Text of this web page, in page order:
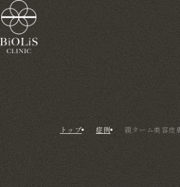
トップ 症例 親ターム美容皮